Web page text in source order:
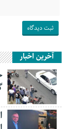
آخرین اخبار